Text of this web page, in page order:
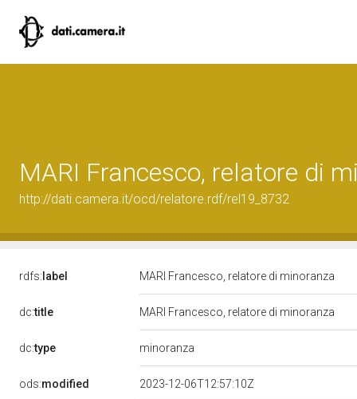
MARI Francesco, relatore di
http://dati.camera.it/ocd/relatore.rdf/rel19_8732
rdfs: label MARI Francesco, relatore di minoranza
dc:title MARI Francesco, relatore di minoranza
dc:type minoranza
ods:modified 2023-12-06T12:57:10Z